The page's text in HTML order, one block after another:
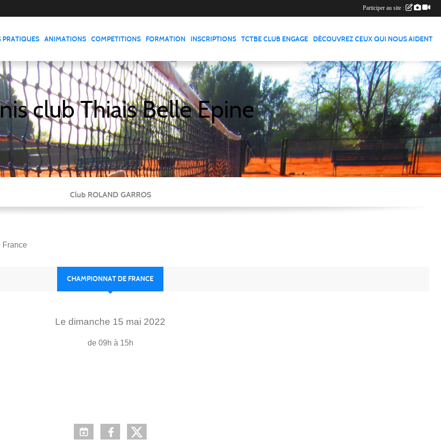
PRATIQUES ANIMATIONS COMPETITIONS FORMATION INSCRIPTIONS TCTBE CLUB ENGAGE DÉCOUVREZ CEUX QUI NOUS AIDENT
club Thiais Belle Epine
Club ROLAND GARROS
France
CHAMPIONNAT DE FRANCE
Le dimanche 15 mai 2022
de 09h à 15h
Participer au site :